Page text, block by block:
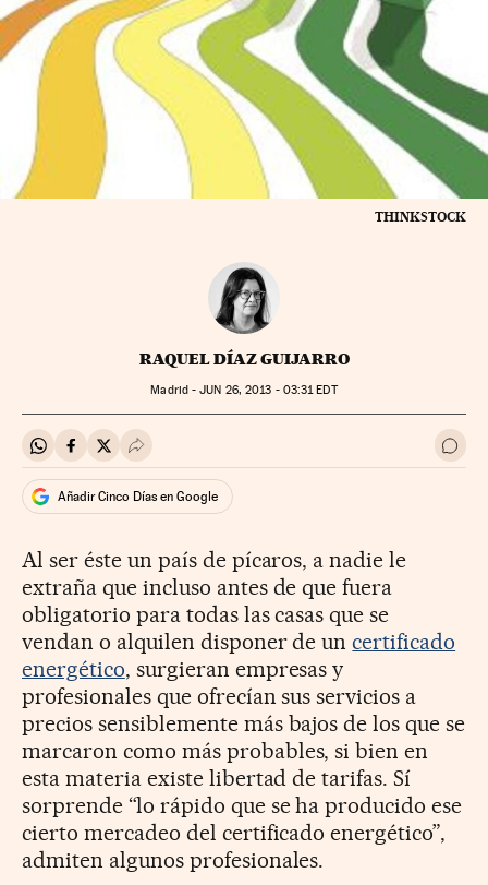
THINKSTOCK
RAQUEL DÍAZ GUIJARRO
Madrid -JUN 26, 2013 - 03:31EDT
Compartir en Whatsapp
Compartir en Facebook
Compartir en Twitter
Desplegar Redes Sociales Ir a
Añadir Cinco Días en Google
Al ser éste un país de pícaros, a nadie le
extraña que incluso antes de que fuera
obligatorio para todas las casas que se
vendan o alquilen disponer de uncertificado
energético, surgieran empresas y
profesionales que ofrecían sus servicios a
precios sensiblemente más bajos de los que se
marcaron como más probables, si bien en
esta materia existe libertad de tarifas. Sí
sorprende “lo rápido que se ha producido ese
cierto mercadeo del certificado energético”,
admiten algunos profesionales.